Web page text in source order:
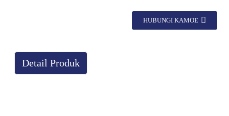
HUBUNGI KAMOE
Detail Produk